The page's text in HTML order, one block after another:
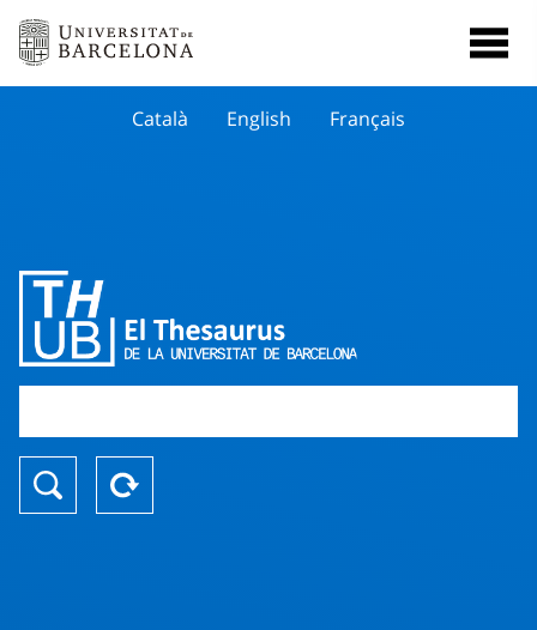
Català English Français